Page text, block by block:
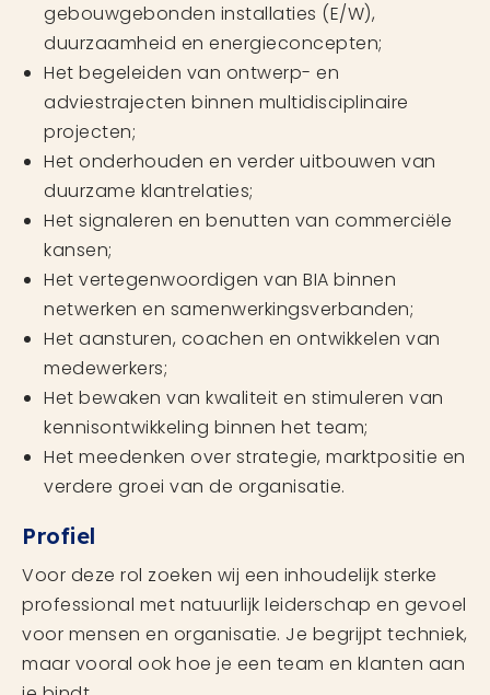
gebouwgebonden installaties (E/W),
duurzaamheid en energieconcepten;
Het begeleiden van ontwerp- en
adviestrajecten binnen multidisciplinaire
projecten;
Het onderhouden en verder uitbouwen van
duurzame klantrelaties;
Het signaleren en benutten van commerciële
kansen;
Het vertegenwoordigen van BIA binnen
netwerken en samenwerkingsverbanden;
Het aansturen, coachen en ontwikkelen van
medewerkers;
Het bewaken van kwaliteit en stimuleren van
kennisontwikkeling binnen het team;
Het meedenken over strategie, marktpositie en
verdere groei van de organisatie.
Profiel
Voor deze rol zoeken wij een inhoudelijk sterke
professional met natuurlijk leiderschap en gevoel
voor mensen en organisatie. Je begrijpt techniek,
maar vooral ook hoe je een team en klanten aan